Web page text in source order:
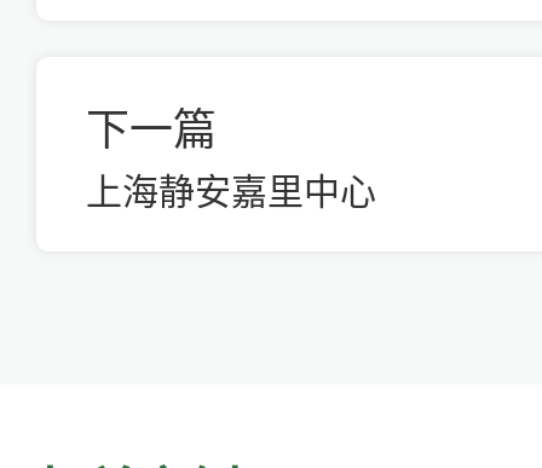
下一篇
上海静安嘉里中心